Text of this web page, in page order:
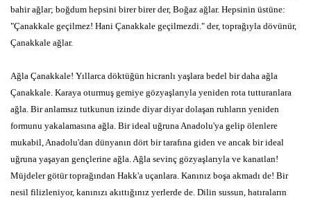
bahir ağlar; boğdum hepsini birer birer der, Boğaz ağlar. Hepsinin üstüne:
"Çanakkale geçilmez! Hani Çanakkale geçilmezdi." der, toprağıyla dövünür,
Çanakkale ağlar.
Ağla Çanakkale! Yıllarca döktüğün hicranlı yaşlara bedel bir daha ağla
Çanakkale. Karaya oturmuş gemiye gözyaşlarıyla yeniden rota tutturanlara
ağla. Bir anlamsız tutkunun izinde diyar diyar dolaşan ruhların yeniden
formunu yakalamasına ağla. Bir ideal uğruna Anadolu'ya gelip ölenlere
mukabil, Anadolu'dan dünyanın dört bir tarafına giden ve ancak bir ideal
uğruna yaşayan gençlerine ağla. Ağla sevinç gözyaşlarıyla ve kanatlan!
Müjdeler götür toprağından Hakk'a uçanlara. Kanınız boşa akmadı de! Bir
nesil filizleniyor, kanınızı akıttığınız yerlerde de. Dilin sussun, hatıraların